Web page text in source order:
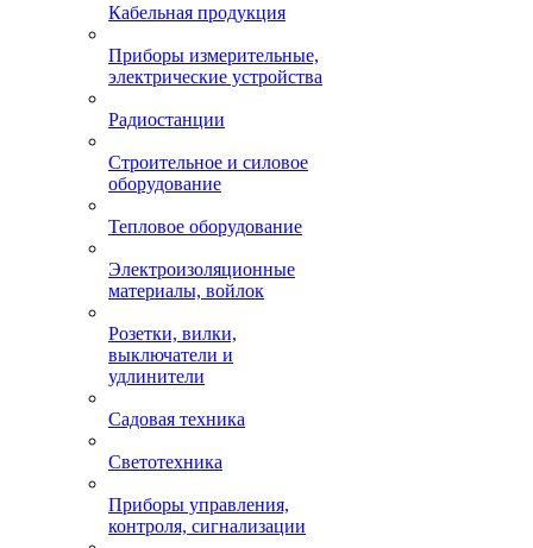
Кабельная продукция
Приборы измерительные,
электрические устройства
Радиостанции
Строительное и силовое
оборудование
Тепловое оборудование
Электроизоляционные
материалы, войлок
Розетки, вилки,
выключатели и
удлинители
Садовая техника
Светотехника
Приборы управления,
контроля, сигнализации